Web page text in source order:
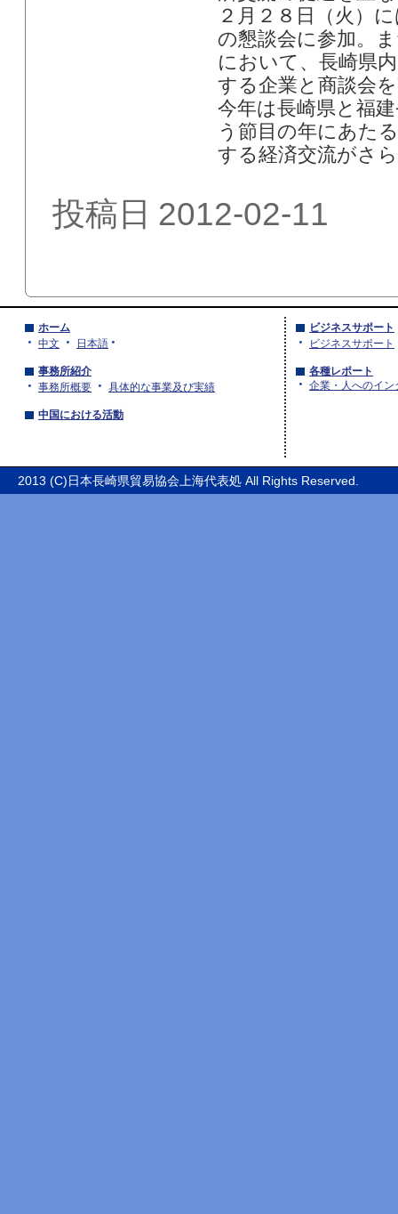
２月２８日（火）
の懇談会に参加。
において、長崎県
する企業と商談会
今年は長崎県と福
う節目の年にあた
する経済交流がさ
投稿日 2012-02-11
ホーム
中文
日本語
事務所紹介
事務所概要
具体的な事業及び実績
中国における活動
ビジネスサポート
ビジネスサポート
各種レポート
企業・人へのイン
2013 (C)日本長崎県貿易協会上海代表処 All Rights Reserved.